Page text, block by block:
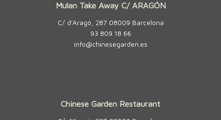
Mulan Take Away C/ ARAGÓN
C/ d’Aragó, 287 08009 Barcelona
93 809 18 66
info@chinesegarden.es
Chinese Garden Restaurant